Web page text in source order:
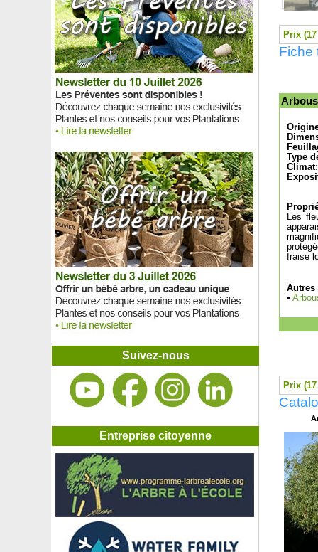
Arbuste à balai blanc 'White Candy'
Arbuste aux bonbons Blanc
Arbuste aux bonbons Violet
Arbuste banane
Areca
Argousier
Aronie noire
Aronie rouge 'Brilliant'
Asiminier trilobé Paw paw
Asparagus de Sprenger
Aster d'automne bleu
Aster d’automne rose
Aster d’automne rouge
Aster d'automne violet
Astilbe Blanche
Astilbe Rose
Astilbe Rouge
Astrance Blanche
Astrance Rose
Astrance Rouge
Aubépine à fleurs rouges 'Paul's Scarlet'
Aubépine blanche, Aubépine monogyne
Aulne à feuilles en coeur
Aulne glutineux
Aulne glutineux 'Imperialis'
Aulne rouge
Avocatier 'Ettinger'
Avocatier 'Fuerte'
Avocatier 'Hass'
Azalée caduque Blanche
Azalée caduque 'Gibraltar'
Azalée caduque 'Golden Flare'
Azalée caduque 'Hotspur Red'
Azalée caduque 'Jolie Madame'
Azalée caduque 'Nabucco'
Suivez-nous
Entreprise citoyenne
Prix
Fiche
Type
Climat:
Les
fraise
Autres
•
Prix